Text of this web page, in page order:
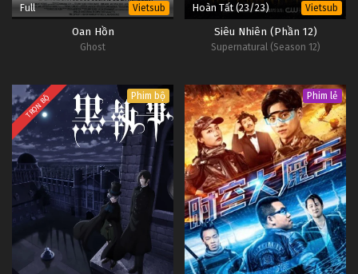
Full Vietsub
Oan Hồn
Ghost
Hoàn Tất (23/23) Vietsub
Siêu Nhiên (Phần 12)
Supernatural (Season 12)
TRỌN BỘ Phim bộ Phim lẻ